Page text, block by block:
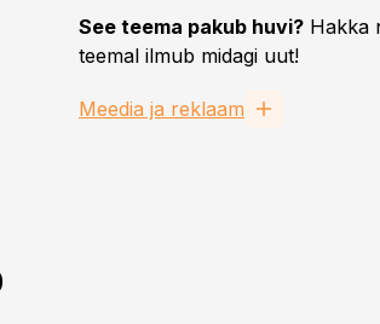
See teema pakub huvi? Hakka
teemal ilmub midagi uut!
Meedia ja reklaam